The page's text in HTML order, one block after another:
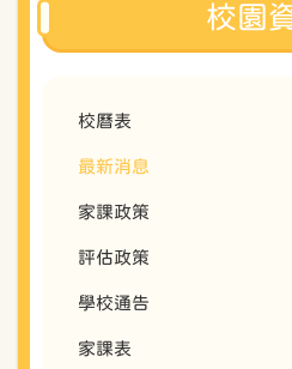
校園
校曆表
最新消息
家課政策
評估政策
學校通告
家課表